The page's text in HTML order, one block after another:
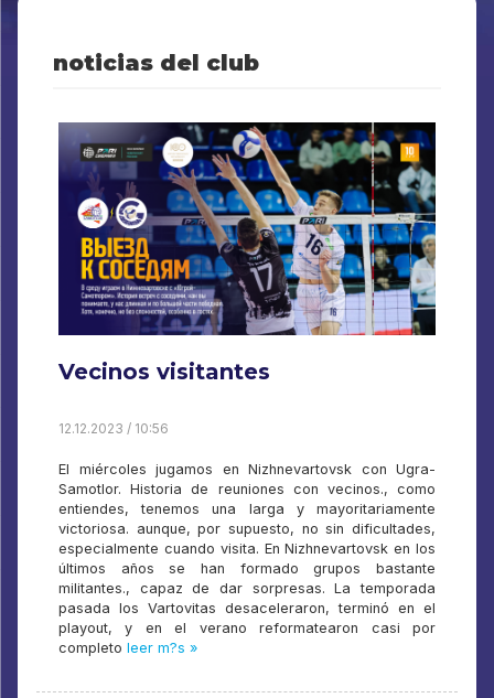
noticias del club
Vecinos visitantes
12.12.2023 / 10:56
El miércoles jugamos en Nizhnevartovsk con Ugra-
Samotlor. Historia de reuniones con vecinos., como
entiendes, tenemos una larga y mayoritariamente
victoriosa. aunque, por supuesto, no sin dificultades,
especialmente cuando visita. En Nizhnevartovsk en los
últimos años se han formado grupos bastante
militantes., capaz de dar sorpresas. La temporada
pasada los Vartovitas desaceleraron, terminó en el
playout, y en el verano reformatearon casi por
completo leer m?s »